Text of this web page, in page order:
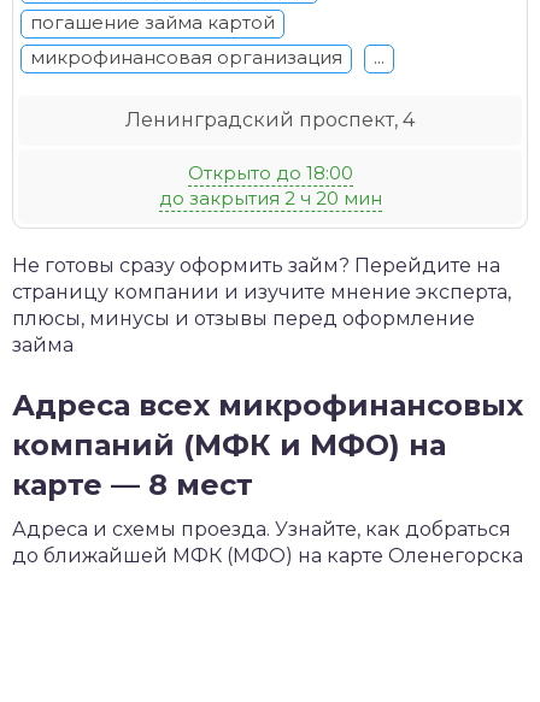
погашение займа картой
микрофинансовая организация
...
Ленинградский проспект, 4
Открыто до 18:00
до закрытия 2 ч 20 мин
Не готовы сразу оформить займ? Перейдите на
страницу компании и изучите мнение эксперта,
плюсы, минусы и отзывы перед оформление
займа
Адреса всех микрофинансовых
компаний (МФК и МФО) на
карте — 8 мест
Адреса и схемы проезда. Узнайте, как добраться
до ближайшей МФК (МФО) на карте Оленегорска